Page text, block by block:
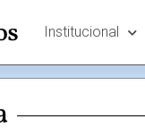
Institucional